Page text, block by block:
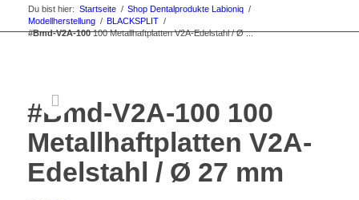
Du bist hier: Startseite / Shop Dentalprodukte Labioniq /
Modellherstellung / BLACKSPLIT /
#Bmd-V2A-100100 Metallhaftplatten V2A-Edelstahl / Ø ...
#Bmd-V2A-100 100
Metallhaftplatten V2A-
Edelstahl / Ø 27 mm